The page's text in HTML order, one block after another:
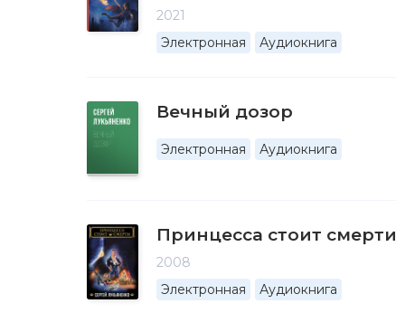
2021
Электронная
Аудиокнига
Вечный дозор
Электронная Аудиокнига
Принцесса стоит смерти
2008
Электронная
Аудиокнига